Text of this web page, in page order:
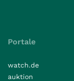
Portale
watch.de
auktion